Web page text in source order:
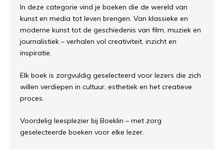
In deze categorie vind je boeken die de wereld van
kunst en media tot leven brengen. Van klassieke en
moderne kunst tot de geschiedenis van film, muziek en
journalistiek – verhalen vol creativiteit, inzicht en
inspiratie.
Elk boek is zorgvuldig geselecteerd voor lezers die zich
willen verdiepen in cultuur, esthetiek en het creatieve
proces.
Voordelig leesplezier bij Boeklin – met zorg
geselecteerde boeken voor elke lezer.